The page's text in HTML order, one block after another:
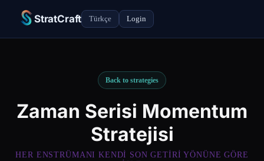
StratCraft Türkçe Login
Back to strategies
Zaman Serisi Momentum
Stratejisi
HER ENSTRÜMANI KENDI SON GETIRI YÖNÜNE GÖRE